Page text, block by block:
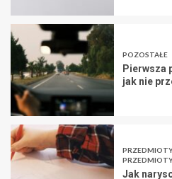
POZOSTAŁE
Pierwsza
jak nie
Jak